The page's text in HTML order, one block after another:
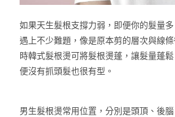
如果天生髮根支撐力弱，即便你的髮量多
遇上不少難題，像是原本剪的層次與線
時韓式髮根燙可將髮根燙蓬，讓髮量蓬
便沒有抓頭髮也很有型。
男生髮根燙常用位置，分別是頭頂、後